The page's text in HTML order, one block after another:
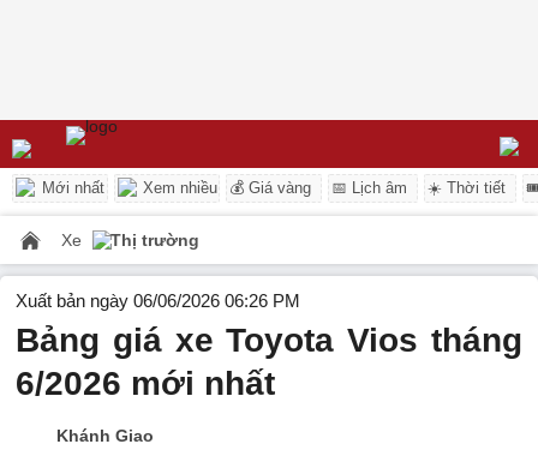
Mới nhất Xem nhiều 💰 Giá vàng 📅 Lịch âm ☀️ Thời tiết
Xe Thị trường
Xuất bản ngày 06/06/2026 06:26 PM
Bảng giá xe Toyota Vios tháng
6/2026 mới nhất
Khánh Giao